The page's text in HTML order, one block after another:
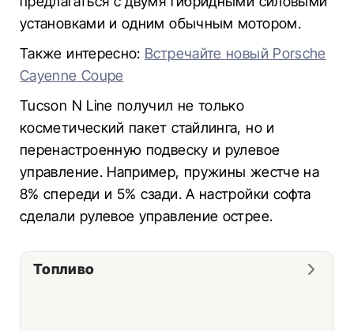
установками и одним обычным мотором.
Также интересно: Встречайте новый Porsche
Cayenne Coupe
Tucson N Line получил не только
косметический пакет стайлинга, но и
перенастроенную подвеску и рулевое
управление. Например, пружины жестче на
8% спереди и 5% сзади. А настройки софта
сделали рулевое управление острее.
Топливо